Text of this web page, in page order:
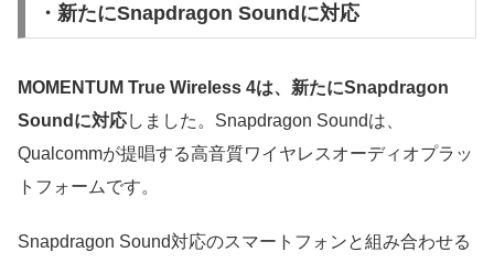
・新たにSnapdragon Soundに対応
MOMENTUM True Wireless 4は、新たにSnapdragon
Soundに対応しました。Snapdragon Soundは、
Qualcommが提唱する高音質ワイヤレスオーディオプラッ
トフォームです。
Snapdragon Sound対応のスマートフォンと組み合わせる